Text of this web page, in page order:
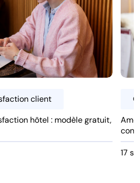
client
hôtel : modèle gratuit,
17